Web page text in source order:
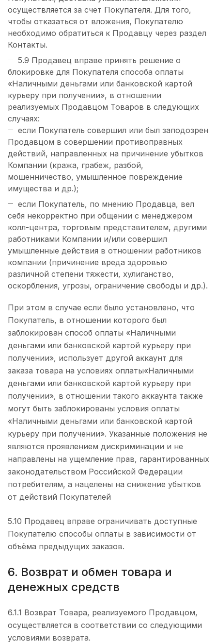
осуществляется за счет Покупателя. Для того,
чтобы отказаться от вложения, Покупателю
необходимо обратиться к Продавцу через раздел
Контакты.
5.9 Продавец вправе принять решение о
блокировке для Покупателя способа оплаты
«Наличными деньгами или банковской картой
курьеру при получении», в отношении
реализуемых Продавцом Товаров в следующих
случаях:
если Покупатель совершил или был заподозрен
Продавцом в совершении противоправных
действий, направленных на причинение убытков
Компании (кража, грабеж, разбой,
мошенничество, умышленное повреждение
имущества и др.);
если Покупатель, по мнению Продавца, вел
себя некорректно при общении с менеджером
колл-центра, торговым представителем, другими
работниками Компании и/или совершил
умышленные действия в отношении работников
компании (причинение вреда здоровью
различной степени тяжести, хулиганство,
оскорбления, угрозы, ограничение свободы и др.).
При этом в случае если было установлено, что
Покупатель, в отношении которого был
заблокирован способ оплаты «Наличными
деньгами или банковской картой курьеру при
получении», использует другой аккаунт для
заказа товара на условиях оплаты«Наличными
деньгами или банковской картой курьеру при
получении», в отношении такого аккаунта также
могут быть заблокированы условия оплаты
«Наличными деньгами или банковской картой
курьеру при получении». Указанные положения не
являются проявлением дискриминации и не
направлены на ущемление прав, гарантированных
законодательством Российской Федерации
потребителям, а нацелены на снижение убытков
от действий Покупателей
5.10 Продавец вправе ограничивать доступные
Покупателю способы оплаты в зависимости от
объёма предыдущих заказов.
6. Возврат и обмен товара и
денежных средств
6.1.1 Возврат Товара, реализуемого Продавцом,
осуществляется в соответствии со следующими
условиями возврата.